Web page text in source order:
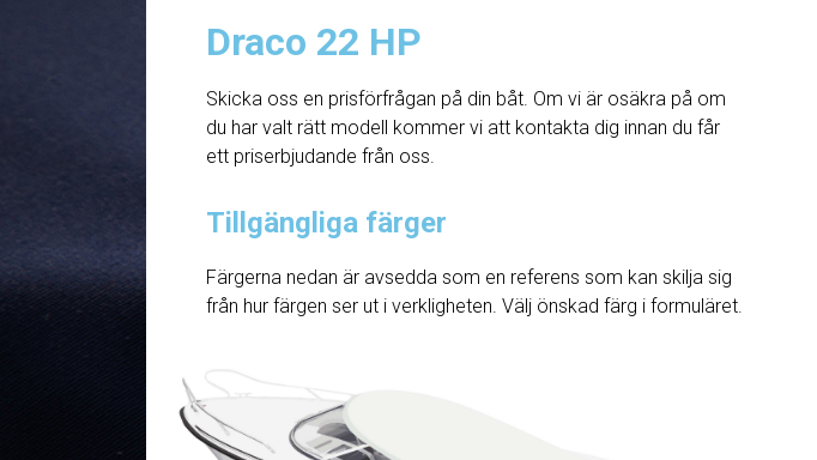
Draco 22 HP
Skicka oss en prisförfrågan på din båt. Om vi ​​är osäkra på om
du har valt rätt modell kommer vi att kontakta dig innan du får
ett priserbjudande från oss.
Tillgängliga färger
Färgerna nedan är avsedda som en referens som kan skilja sig
från hur färgen ser ut i verkligheten. Välj önskad färg i formuläret.